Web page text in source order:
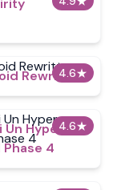
4.6★
Rewritten
4.6★
Un Hyper
4